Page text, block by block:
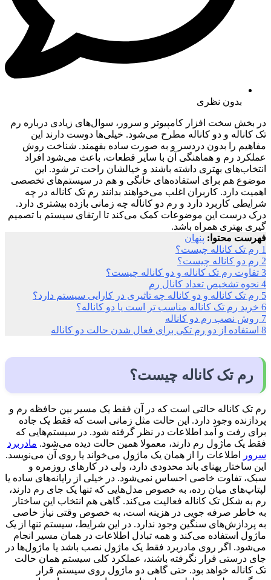
بدون نظری
در بخش سخت افزار کامپیوتر و سرور، سوال‌های زیادی درباره رم
تک کاناله و دو کاناله مطرح می‌شود. خیلی‌ها دوست دارند این
مفاهیم را بدون دردسر و به صورت ساده بفهمند. شناخت روش
عملکرد رم و هماهنگی آن با سایر قطعات، باعث می‌شود افراد
انتخاب‌های بهتری داشته باشند و خیالشان راحت تر شود. این
موضوع هم برای استفاده‌های خانگی و هم در سیستم‌های تخصصی
اهمیت دارد. کاربران اغلب می‌خواهند بدانند رم تک کاناله در چه
شرایطی کاربرد دارد و رم دو کاناله چه زمانی بازده بیشتری دارد.
درک درست این موضوعات کمک می‌کند تا ارتقای سیستم با تصمیم
گیری بهتری همراه باشد.
فهرست محتوا: پنهان
1 رم تک کاناله چیست؟
2 رم دو کاناله چیست؟
3 تفاوت رم تک کاناله و دو کاناله چیست؟
4 نحوه تشخیص تعداد کانال رم
5 رم تک کاناله و دو کاناله چه تاثیری در کارایی سیستم دارد؟
6 خرید رم تک کاناله مناسب تر است یا دو کاناله؟
7 روش نصب رم دو کاناله
8 استفاده از دو رم تکی برای فعال شدن حالت دو کاناله
رم تک کاناله چیست؟
رم تک کاناله حالتی است که در آن فقط یک مسیر بین حافظه رم و
پردازنده وجود دارد. این حالت مثل زمانی است که فقط یک جاده
برای رفت و آمد اطلاعات در نظر گرفته شود. در سیستم‌هایی که
فقط یک ماژول رم دارند، معمولا همین حالت دیده می‌شود. مادربرد
سرور
اطلاعات را از همان یک ماژول می‌خواند یا روی آن می‌نویسد.
این ساختار پهنای باند محدودی دارد، ولی در کارهای روزمره و
سبک، تفاوت خاصی احساس نمی‌شود. در خیلی از رایانه‌های ساده یا
لپتاپ‌های میان رده، به خصوص مدل‌هایی که تنها یک جای رم دارند،
رم به شکل تک کاناله فعالیت می‌کند. گاهی هم انتخاب این ساختار
به خاطر صرفه جویی در هزینه است، به خصوص وقتی نیاز خاصی
به پردازش‌های سنگین وجود ندارد. در این شرایط، سیستم تنها از یک
ماژول استفاده می‌کند و همه تبادل اطلاعات در همان مسیر انجام
می‌شود. اگر روی مادربرد فقط یک ماژول نصب باشد یا ماژول‌ها در
جای درستی قرار نگرفته باشند، عملکرد کلی سیستم همان حالت
تک کاناله خواهد بود. حتی گاهی دو ماژول روی سیستم قرار